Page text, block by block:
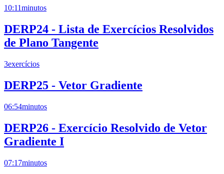
10:11minutos
DERP24 - Lista de Exercícios Resolvidos
de Plano Tangente
3exercícios
DERP25 - Vetor Gradiente
06:54minutos
DERP26 - Exercício Resolvido de Vetor
Gradiente I
07:17minutos